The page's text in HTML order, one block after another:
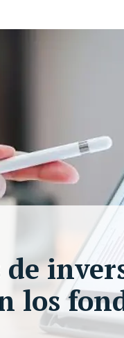
de
los